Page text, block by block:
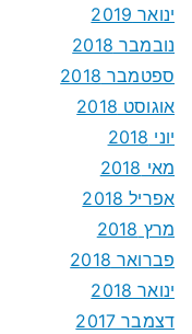
ינואר 2019
נובמבר 2018
ספטמבר 2018
אוגוסט 2018
יוני 2018
מאי 2018
אפריל 2018
מרץ 2018
פברואר 2018
ינואר 2018
דצמבר 2017